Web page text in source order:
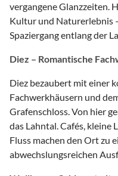
vergangene Glanzzeiten.
Kultur und Naturerlebnis
Spaziergang entlang der
Diez – Romantische
Diez bezaubert mit einer
Fachwerkhäusern und
Grafenschloss. Von hier
das Lahntal. Cafés, kleine
Fluss machen den Ort zu
abwechslungsreichen